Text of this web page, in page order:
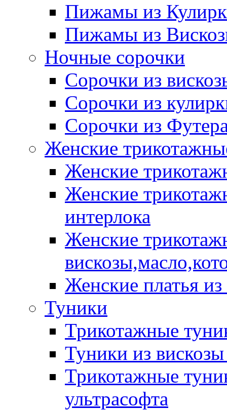
Пижамы из
Пижамы из
Ночные сорочки
Сорочки из
Сорочки из
Сорочки из
Женские
Женские
Женские
интерлока
Женские
Женские платья
Туники
Трикотажные
Туники из
Трикотажные
ультрасофта